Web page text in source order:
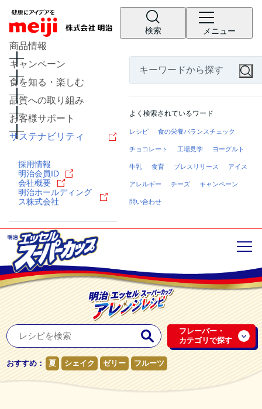
検索 メニュー
商品情報
キャンペーン
食を知る・楽しむ
品質への取り組み
お客様サポート
サステナビリティ
採用情報
明治会員ID
会社概要
明治ホールディング
ス株式会社
よく検索されているワード
レシピ 食の栄養バランスチェック
チョコレート 工場見学 ヨーグルト
牛乳 食育 プレスリリース アイス
アレルギー チーズ キャンペーン
問い合わせ
フレーバー・
カテゴリで探す
おすすめ： 夏 シェイク ゼリー フルーツ